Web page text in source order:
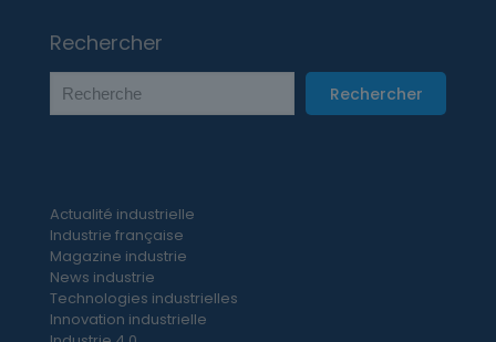
Rechercher
Rechercher
Actualité industrielle
Industrie française
Magazine industrie
News industrie
Technologies industrielles
Innovation industrielle